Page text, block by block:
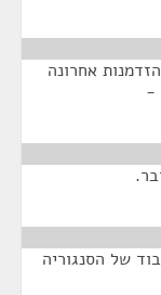
אחרונה
-
של הסנגוריה